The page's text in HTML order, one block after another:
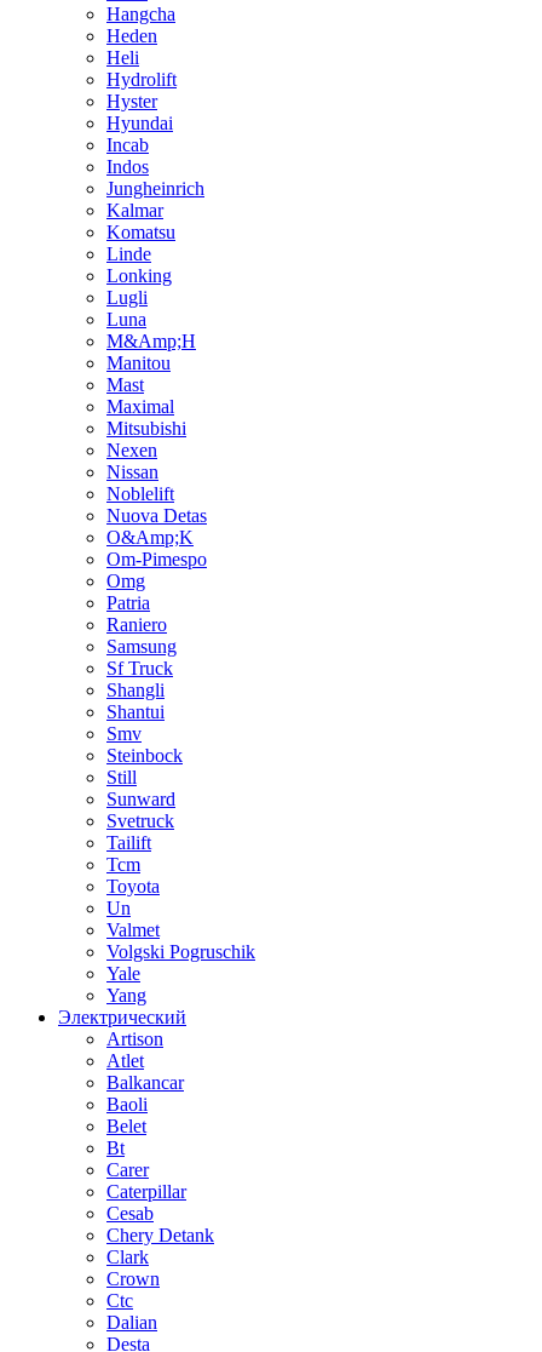
Hangcha
Heden
Heli
Hydrolift
Hyster
Hyundai
Incab
Indos
Jungheinrich
Kalmar
Komatsu
Linde
Lonking
Lugli
Luna
M&Amp;H
Manitou
Mast
Maximal
Mitsubishi
Nexen
Nissan
Noblelift
Nuova Detas
O&Amp;K
Om-Pimespo
Omg
Patria
Raniero
Samsung
Sf Truck
Shangli
Shantui
Smv
Steinbock
Still
Sunward
Svetruck
Tailift
Tcm
Toyota
Un
Valmet
Volgski Pogruschik
Yale
Yang
Электрический
Artison
Atlet
Balkancar
Baoli
Belet
Bt
Carer
Caterpillar
Cesab
Chery Detank
Clark
Crown
Ctc
Dalian
Desta